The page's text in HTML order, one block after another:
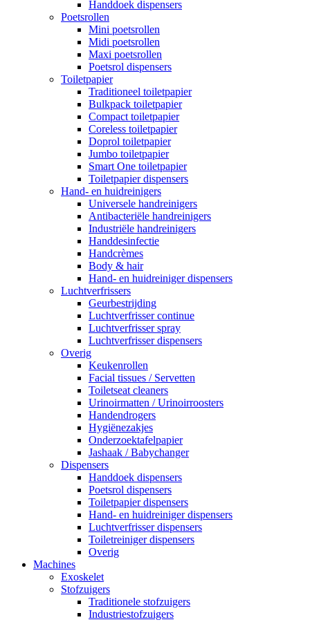
Handdoek dispensers
Poetsrollen
Mini poetsrollen
Midi poetsrollen
Maxi poetsrollen
Poetsrol dispensers
Toiletpapier
Traditioneel toiletpapier
Bulkpack toiletpapier
Compact toiletpapier
Coreless toiletpapier
Doprol toiletpapier
Jumbo toiletpapier
Smart One toiletpapier
Toiletpapier dispensers
Hand- en huidreinigers
Universele handreinigers
Antibacteriële handreinigers
Industriële handreinigers
Handdesinfectie
Handcrèmes
Body & hair
Hand- en huidreiniger dispensers
Luchtverfrissers
Geurbestrijding
Luchtverfrisser continue
Luchtverfrisser spray
Luchtverfrisser dispensers
Overig
Keukenrollen
Facial tissues / Servetten
Toiletseat cleaners
Urinoirmatten / Urinoirroosters
Handendrogers
Hygiënezakjes
Onderzoektafelpapier
Jashaak / Babychanger
Dispensers
Handdoek dispensers
Poetsrol dispensers
Toiletpapier dispensers
Hand- en huidreiniger dispensers
Luchtverfrisser dispensers
Toiletreiniger dispensers
Overig
Machines
Exoskelet
Stofzuigers
Traditionele stofzuigers
Industriestofzuigers